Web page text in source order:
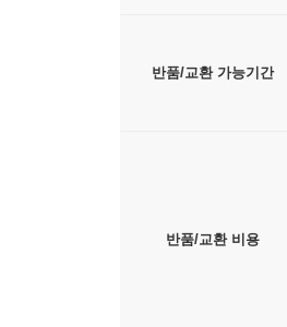
반품/교환 가능기간
반품/교환 비용